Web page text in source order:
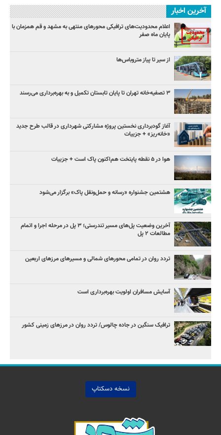
آخرین اخبار
اعلام محدودیت‌های ترافیکی محورهای منتهی به مشهد و قم همزمان با
پایان ماه صفر
از سیر تا پیاز متروباس‌ها
۳ ﺗﺼﻔﻴﻪ‌ﺧﺎﻧﻪ‌ تهران تا پایان تابستان تکمیل و به بهره‌برداری می‌رسند
آغاز گودبرداری نخستین پروژه مشارکتی شهرداری در قالب طرح جدید
«خانه‌ریز» + جزییات
هوا در ۵ نقطه پایتخت هم‌اکنون پاک است + جزییات
هشتمین جشنواره «رسانه و حمل‌ونقل پاک» برگزار می‌شود
آخرین وضعیت پل‌های مسیر تندرستی؛ ۳ پل در مرحله اجرا و اتمام
مطالعات ۲ پل
تردد روان در تمامی محورهای شمالی و مسیرهای مرزهای اربعین
آسایش مسافران اولویت بهره‌برداری است
ترافیک سنگین در جاده چالوس/ تردد روان در مرزهای زمینی کشور
نسخه دسکتاپ